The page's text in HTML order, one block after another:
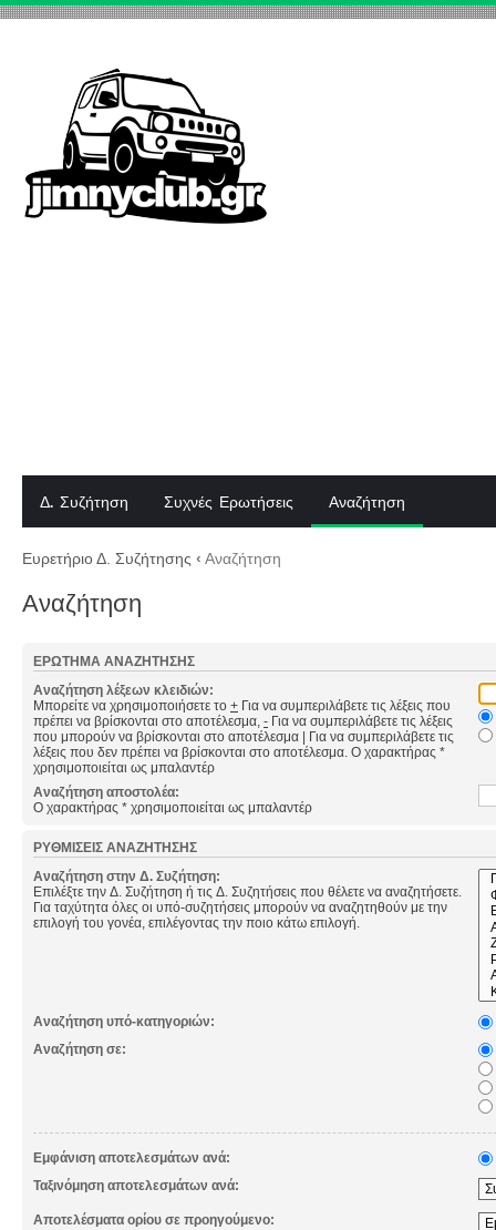
Δ. Συζήτηση Συχνές Ερωτήσεις Αναζήτηση
Ευρετήριο Δ. Συζήτησης ‹ Αναζήτηση
Αναζήτηση
ΕΡΏΤΗΜΑ ΑΝΑΖΉΤΗΣΗΣ
Αναζήτηση λέξεων κλειδιών:
Μπορείτε να χρησιμοποιήσετε το + Για να συμπεριλάβετε τις λέξεις που
πρέπει να βρίσκονται στο αποτέλεσμα, - Για να συμπεριλάβετε τις λέξεις
που μπορούν να βρίσκονται στο αποτέλεσμα | Για να συμπεριλάβετε τις
λέξεις που δεν πρέπει να βρίσκονται στο αποτέλεσμα. Ο χαρακτήρας *
χρησιμοποιείται ως μπαλαντέρ
Αναζήτηση αποστολέα:
Ο χαρακτήρας * χρησιμοποιείται ως μπαλαντέρ
ΡΥΘΜΊΣΕΙΣ ΑΝΑΖΉΤΗΣΗΣ
Αναζήτηση στην Δ. Συζήτηση:
Επιλέξτε την Δ. Συζήτηση ή τις Δ. Συζητήσεις που θέλετε να αναζητήσετε.
Για ταχύτητα όλες οι υπό-συζητήσεις μπορούν να αναζητηθούν με την
επιλογή του γονέα, επιλέγοντας την ποιο κάτω επιλογή.
Αναζήτηση υπό-κατηγοριών:
Αναζήτηση σε:
Εμφάνιση αποτελεσμάτων ανά:
Ταξινόμηση αποτελεσμάτων ανά:
Αποτελέσματα ορίου σε προηγούμενο: